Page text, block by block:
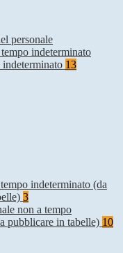
personale
indeterminato
indeterminato 13
indeterminato (da
3
non a tempo
pubblicare in tabelle) 10